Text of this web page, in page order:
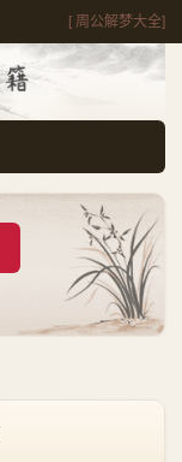
[ 周公解梦大全]